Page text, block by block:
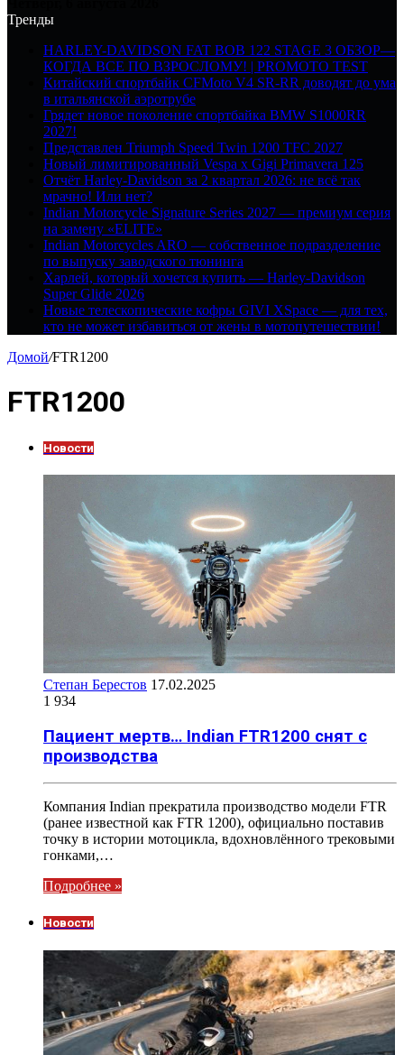
Тренды
HARLEY-DAVIDSON FAT BOB 122 STAGE 3 ОБЗОР—
КОГДА ВСЕ ПО ВЗРОСЛОМУ! | PROMOTO TEST
Китайский спортбайк CFMoto V4 SR-RR доводят до ума
в итальянской аэротрубе
Грядет новое поколение спортбайка BMW S1000RR
2027!
Представлен Triumph Speed Twin 1200 TFC 2027
Новый лимитированный Vespa x Gigi Primavera 125
Отчёт Harley-Davidson за 2 квартал 2026: не всё так
мрачно! Или нет?
Indian Motorcycle Signature Series 2027 — премиум серия
на замену «ELITE»
Indian Motorcycles ARO — собственное подразделение
по выпуску заводского тюнинга
Харлей, который хочется купить — Harley-Davidson
Super Glide 2026
Новые телескопические кофры GIVI XSpace — для тех,
кто не может избавиться от жены в мотопутешествии!
Домой/FTR1200
FTR1200
Новости
Степан Берестов 17.02.2025
1 934
Пациент мертв… Indian FTR1200 снят с
производства
Компания Indian прекратила производство модели FTR
(ранее известной как FTR 1200), официально поставив
точку в истории мотоцикла, вдохновлённого трековыми
гонками,…
Подробнее »
Новости